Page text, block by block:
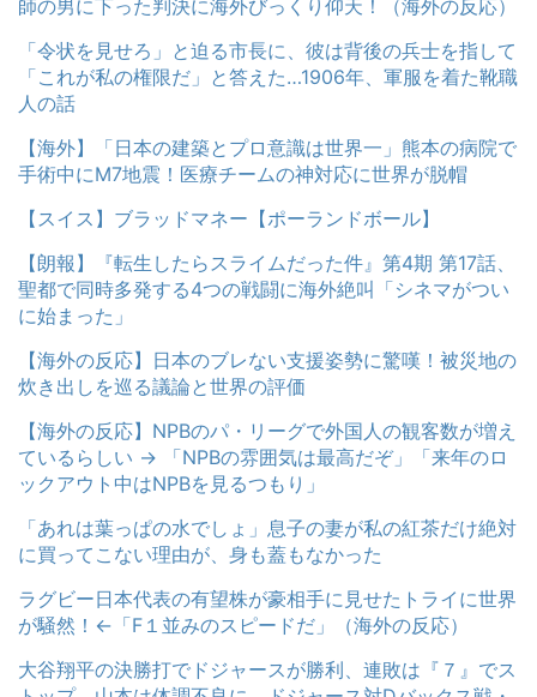
師の男に下った判決に海外びっくり仰天！（海外の反応）
「令状を見せろ」と迫る市長に、彼は背後の兵士を指して
「これが私の権限だ」と答えた…1906年、軍服を着た靴職
人の話
【海外】「日本の建築とプロ意識は世界一」熊本の病院で
手術中にM7地震！医療チームの神対応に世界が脱帽
【スイス】ブラッドマネー【ポーランドボール】
【朗報】『転生したらスライムだった件』第4期 第17話、
聖都で同時多発する4つの戦闘に海外絶叫「シネマがつい
に始まった」
【海外の反応】日本のブレない支援姿勢に驚嘆！被災地の
炊き出しを巡る議論と世界の評価
【海外の反応】NPBのパ・リーグで外国人の観客数が増え
ているらしい → 「NPBの雰囲気は最高だぞ」「来年のロ
ックアウト中はNPBを見るつもり」
「あれは葉っぱの水でしょ」息子の妻が私の紅茶だけ絶対
に買ってこない理由が、身も蓋もなかった
ラグビー日本代表の有望株が豪相手に見せたトライに世界
が騒然！←「F１並みのスピードだ」（海外の反応）
大谷翔平の決勝打でドジャースが勝利、連敗は『７』でス